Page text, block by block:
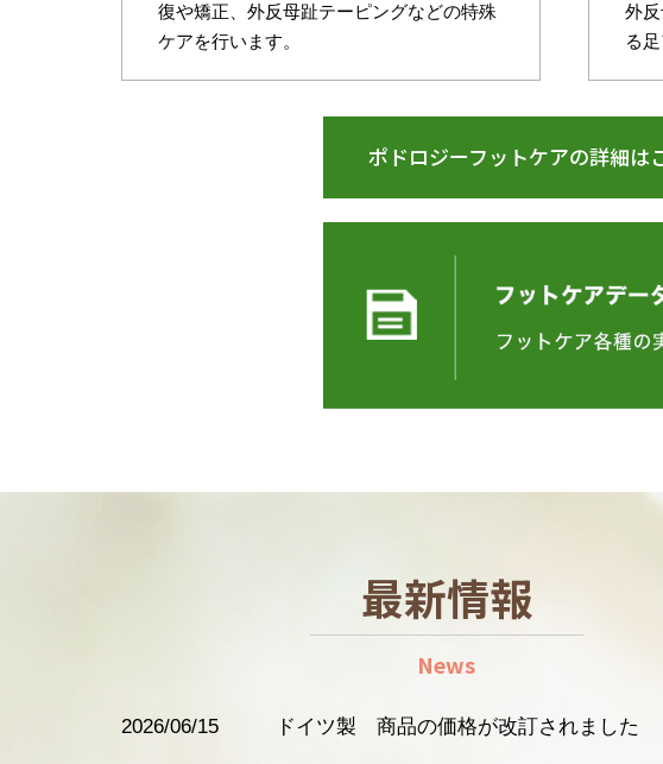
復や矯正、外反母趾テーピングなどの特殊
ケアを行います。
外
る
ポドロジーフットケアの詳細は
最新情報
News
2026/06/15 ドイツ製 商品の価格が改訂されました